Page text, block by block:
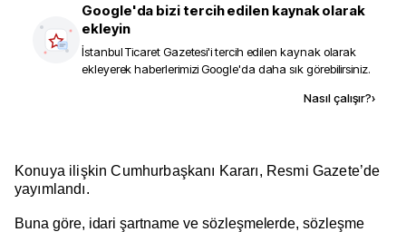
Google'da bizi tercih edilen kaynak olarak
ekleyin
İstanbul Ticaret Gazetesi'i tercih edilen kaynak olarak
ekleyerek haberlerimizi Google'da daha sık görebilirsiniz.
Nasıl çalışır?›
Konuya ilişkin Cumhurbaşkanı Kararı, Resmi Gazete’de
yayımlandı.
Buna göre, idari şartname ve sözleşmelerde, sözleşme